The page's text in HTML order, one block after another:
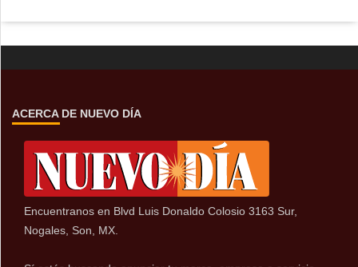
ACERCA DE NUEVO DÍA
Encuentranos en Blvd Luis Donaldo Colosio 3163 Sur,
Nogales, Son, MX.